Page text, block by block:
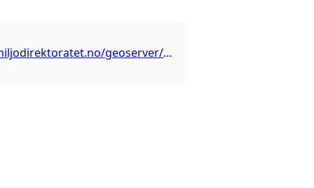
https://kart.miljodirektoratet.no/geoserver/prioriteringskart_sjo/ows?service=wfs&version=1.1.0&request=GetCapabilities